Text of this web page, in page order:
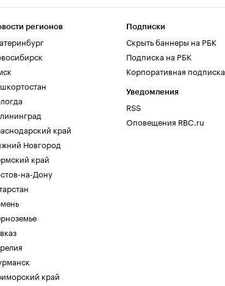
регионов
край
Новгород
край
на-Дону
край
Подписки
Скрыть баннеры на РБК
Подписка на РБК
Корпоративная подписка
Уведомления
RSS
Оповещения RBC.ru